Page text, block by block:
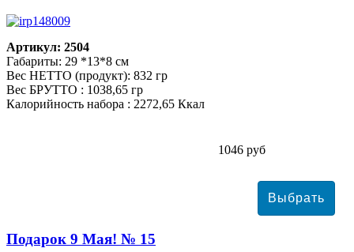
Артикул: 2504
Габариты: 29 *13*8 см
Вес НЕТТО (продукт): 832 гр
Вес БРУТТО : 1038,65 гр
Калорийность набора : 2272,65 Ккал
1046 руб
Подарок 9 Мая! № 15